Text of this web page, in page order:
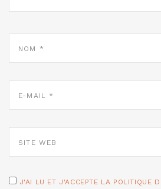
MAIL
WEB
J'AI LU ET J'ACCEPTE LA POLITIQUE